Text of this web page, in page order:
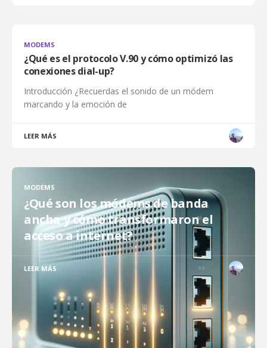
MODEMS
¿Qué es el protocolo V.90 y cómo optimizó las
conexiones dial-up?
Introducción ¿Recuerdas el sonido de un módem
marcando y la emoción de
LEER MÁS
MODEMS
¿Qué son los módems de banda
ancha y cómo transformaron el
acceso a internet?
LEER MÁS